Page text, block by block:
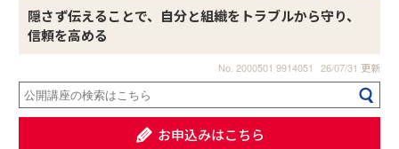
隠さず伝えることで、自分と組織をトラブルから守り、
信頼を高める
No. 2000501 9914051 26/07/31 更新
お申込みはこちら